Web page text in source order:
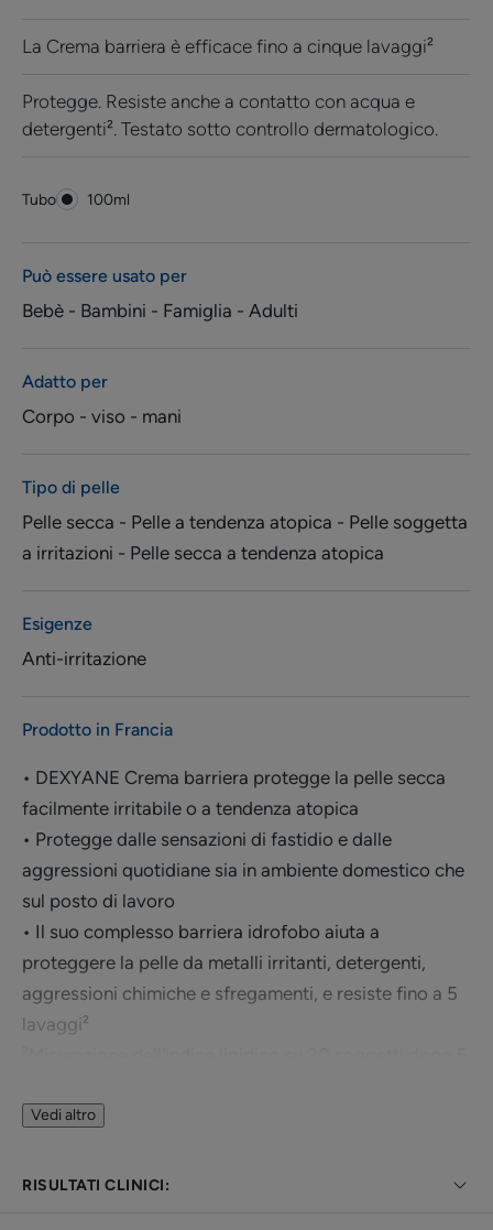
La Crema barriera è efficace fino a cinque lavaggi²
Protegge. Resiste anche a contatto con acqua e
detergenti². Testato sotto controllo dermatologico.
Tubo Tubo
100ml
Può essere usato per
Bebè - Bambini - Famiglia - Adulti
Adatto per
Corpo - viso - mani
Tipo di pelle
Pelle secca - Pelle a tendenza atopica - Pelle soggetta
a irritazioni - Pelle secca a tendenza atopica
Esigenze
Anti-irritazione
Prodotto in Francia
• DEXYANE Crema barriera protegge la pelle secca
facilmente irritabile o a tendenza atopica
• Protegge dalle sensazioni di fastidio e dalle
aggressioni quotidiane sia in ambiente domestico che
sul posto di lavoro
• Il suo complesso barriera idrofobo aiuta a
proteggere la pelle da metalli irritanti, detergenti,
aggressioni chimiche e sfregamenti, e resiste fino a 5
lavaggi²
• PROTEGGE dalle aggressioni chimiche e fisiche
Vedi altro
RISULTATI CLINICI: